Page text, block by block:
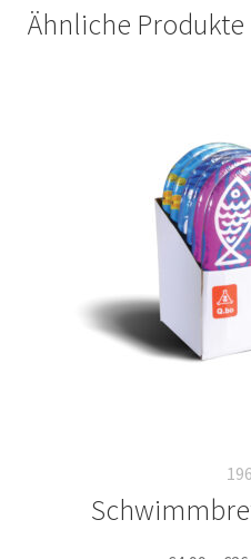
Ähnliche Produkte